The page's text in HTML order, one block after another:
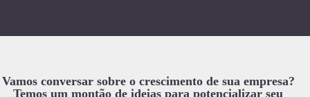
Vamos conversar sobre o crescimento de sua empresa?
Temos um montão de ideias para potencializar seu